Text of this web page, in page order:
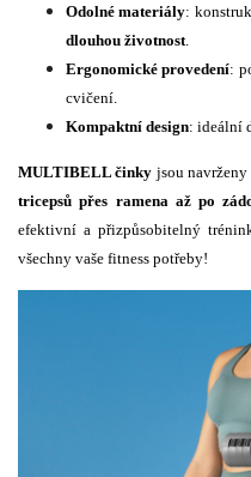
Odolné materiály:
dlouhou životnost
Ergonomické provedení:
cvičení.
Kompaktní design: ideální
MULTIBELL činky jsou
tricepsů přes ramena až po
efektivní a přizpůsobitelný
všechny vaše fitness potřeby!